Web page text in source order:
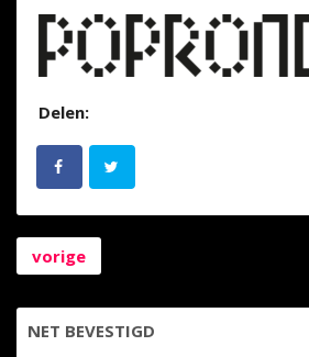
Delen:
vorige
NET BEVESTIGD